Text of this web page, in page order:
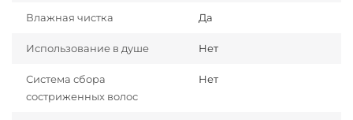
Влажная чистка Да
Использование в душе Нет
Система сбора
состриженных волос
Нет